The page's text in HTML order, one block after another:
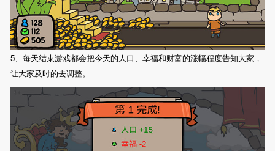
5、每天结束游戏都会把今天的人口、幸福和财富的涨幅程度告知大家，
让大家及时的去调整。